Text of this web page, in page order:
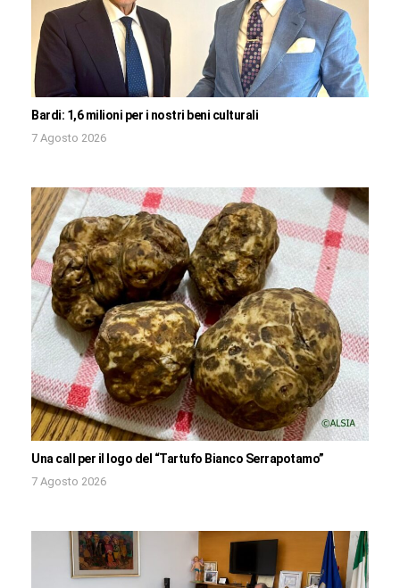
Bardi: 1,6 milioni per i nostri beni culturali
7 Agosto 2026
Una call per il logo del “Tartufo Bianco Serrapotamo”
7 Agosto 2026